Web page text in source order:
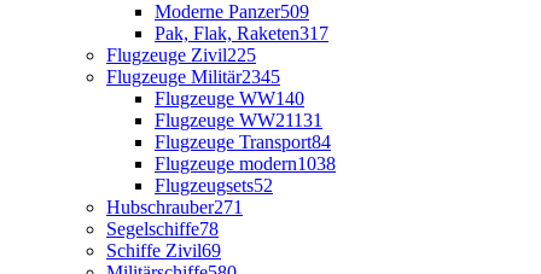
Moderne Panzer509
Pak, Flak, Raketen317
Flugzeuge Zivil225
Flugzeuge Militär2345
Flugzeuge WW140
Flugzeuge WW21131
Flugzeuge Transport84
Flugzeuge modern1038
Flugzeugsets52
Hubschrauber271
Segelschiffe78
Schiffe Zivil69